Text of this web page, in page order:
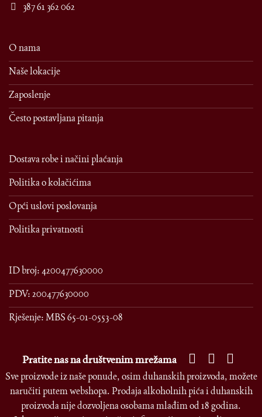
387 61 362 062
O nama
Naše lokacije
Zaposlenje
Često postavljana pitanja
Dostava robe i načini plaćanja
Politika o kolačićima
Opći uslovi poslovanja
Politika privatnosti
ID broj: 4200477630000
PDV: 200477630000
Rješenje: MBS 65-01-0553-08
Pratite nas na društvenim mrežama
Sve proizvode iz naše ponude, osim duhanskih proizvoda, možete
naručiti putem webshopa. Prodaja alkoholnih pića i duhanskih
proizvoda nije dozvoljena osobama mlađim od 18 godina.